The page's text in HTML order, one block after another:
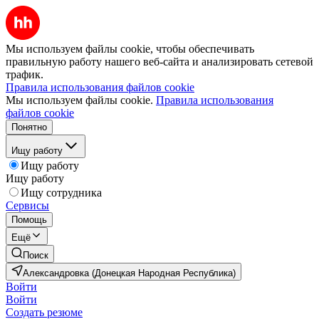
Мы используем файлы cookie, чтобы обеспечивать
правильную работу нашего веб-сайта и анализировать сетевой
трафик.
Правила использования файлов cookie
Мы используем файлы cookie. Правила использования
файлов cookie
Понятно
Ищу работу
Ищу работу
Ищу работу
Ищу сотрудника
Сервисы
Помощь
Ещё
Поиск
Александровка (Донецкая Народная Республика)
Войти
Войти
Создать резюме